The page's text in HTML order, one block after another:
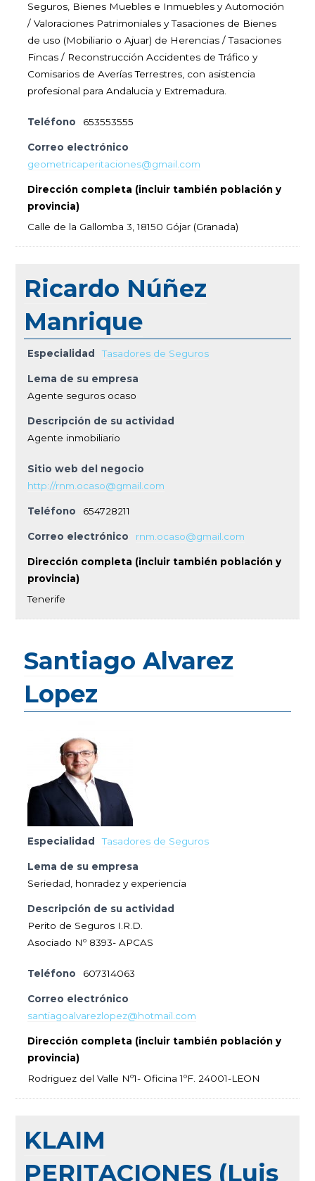
Seguros, Bienes Muebles e Inmuebles y Automoción
/ Valoraciones Patrimoniales y Tasaciones de Bienes
de uso (Mobiliario o Ajuar) de Herencias / Tasaciones
Fincas / Reconstrucción Accidentes de Tráfico y
Comisarios de Averías Terrestres, con asistencia
profesional para Andalucia y Extremadura.
Teléfono 653553555
Correo electrónico
geometricaperitaciones@gmail.com
Dirección completa (incluir también población y
provincia)
Calle de la Gallomba 3, 18150 Gójar (Granada)
Ricardo Núñez
Manrique
Especialidad Tasadores de Seguros
Lema de su empresa
Agente seguros ocaso
Descripción de su actividad
Agente inmobiliario
Sitio web del negocio
http://rnm.ocaso@gmail.com
Teléfono 654728211
Correo electrónico rnm.ocaso@gmail.com
Dirección completa (incluir también población y
provincia)
Tenerife
Santiago Alvarez
Lopez
Especialidad Tasadores de Seguros
Lema de su empresa
Seriedad, honradez y experiencia
Descripción de su actividad
Perito de Seguros I.R.D.
Asociado Nº 8393- APCAS
Teléfono 607314063
Correo electrónico
santiagoalvarezlopez@hotmail.com
Dirección completa (incluir también población y
provincia)
Rodriguez del Valle Nº1- Oficina 1ºF. 24001-LEON
KLAIM
PERITACIONES (Luis